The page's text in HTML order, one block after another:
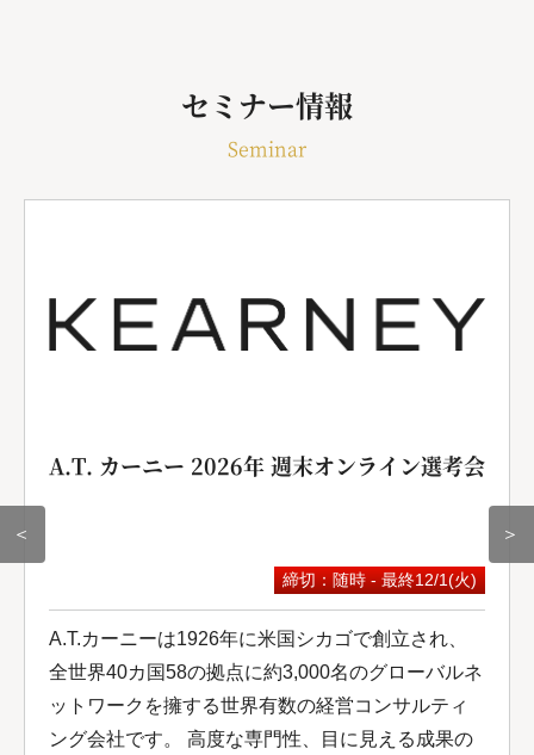
セミナー情報
Seminar
＜
A.T. カーニー 2026年 週末オンライン選考会
締切：随時 - 最終12/1(火)
A.T.カーニーは1926年に米国シカゴで創立され、
全世界40カ国58の拠点に約3,000名のグローバルネ
ットワークを擁する世界有数の経営コンサルティ
ング会社です。 高度な専門性、目に見える成果の
＞